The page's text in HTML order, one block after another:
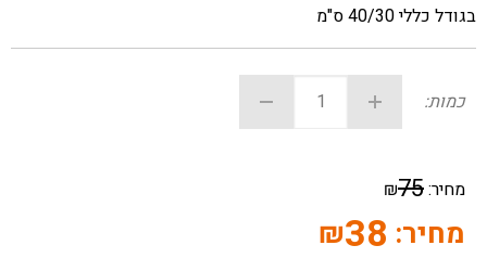
בגודל כללי 40/30 ס"מ
כמות:
מחיר:75
₪
מחיר: 38
₪